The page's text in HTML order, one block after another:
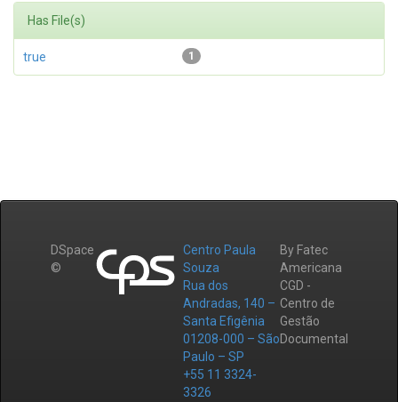
Has File(s)
1
true
DSpace
©
Centro Paula
Souza
Rua dos
Andradas, 140 –
Santa Efigênia
01208-000 – São
Paulo – SP
+55 11 3324-
3326
By Fatec
Americana
CGD -
Centro de
Gestão
Documental